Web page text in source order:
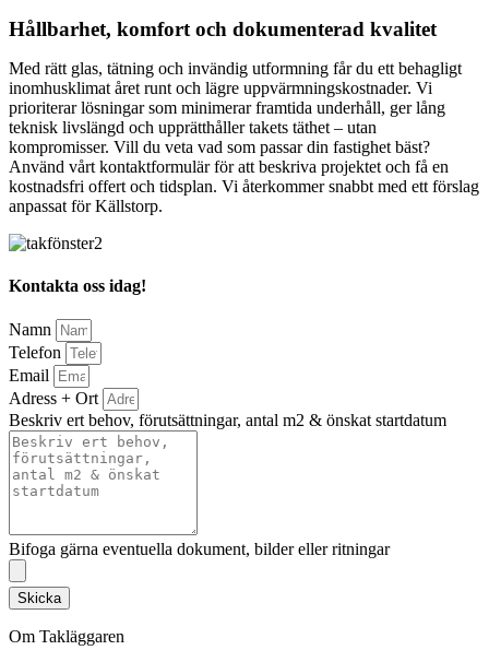
Hållbarhet, komfort och dokumenterad kvalitet
Med rätt glas, tätning och invändig utformning får du ett behagligt
inomhusklimat året runt och lägre uppvärmningskostnader. Vi
prioriterar lösningar som minimerar framtida underhåll, ger lång
teknisk livslängd och upprätthåller takets täthet – utan
kompromisser. Vill du veta vad som passar din fastighet bäst?
Använd vårt kontaktformulär för att beskriva projektet och få en
kostnadsfri offert och tidsplan. Vi återkommer snabbt med ett förslag
anpassat för Källstorp.
Kontakta oss idag!
Namn
Telefon
Email
Adress + Ort
Beskriv ert behov, förutsättningar, antal m2 & önskat startdatum
Bifoga gärna eventuella dokument, bilder eller ritningar
Skicka
Om Takläggaren